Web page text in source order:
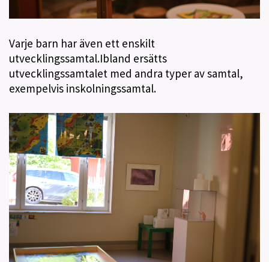
Varje barn har även ett enskilt
utvecklingssamtal.Ibland ersätts
utvecklingssamtalet med andra typer av samtal,
exempelvis inskolningssamtal.